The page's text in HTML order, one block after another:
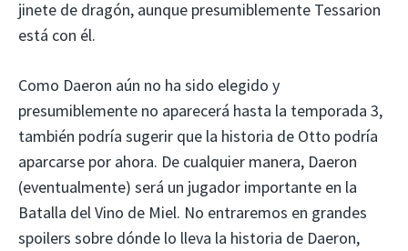
jinete de dragón, aunque presumiblemente Tessarion
está con él.
Como Daeron aún no ha sido elegido y
presumiblemente no aparecerá hasta la temporada 3,
también podría sugerir que la historia de Otto podría
aparcarse por ahora. De cualquier manera, Daeron
(eventualmente) será un jugador importante en la
Batalla del Vino de Miel. No entraremos en grandes
spoilers sobre dónde lo lleva la historia de Daeron,